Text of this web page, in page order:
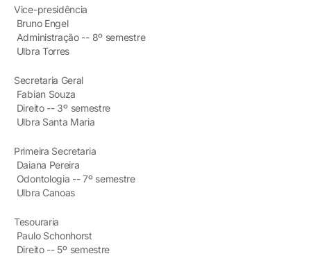
Vice-presidência
Bruno Engel
Administração -- 8º semestre
Ulbra Torres
Secretaria Geral
Fabian Souza
Direito -- 3º semestre
Ulbra Santa Maria
Primeira Secretaria
Daiana Pereira
Odontologia -- 7º semestre
Ulbra Canoas
Tesouraria
Paulo Schonhorst
Direito -- 5º semestre